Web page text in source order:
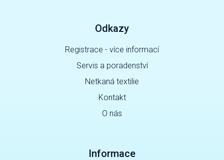
Odkazy
Registrace - více informací
Servis a poradenství
Netkaná textilie
Kontakt
O nás
Informace